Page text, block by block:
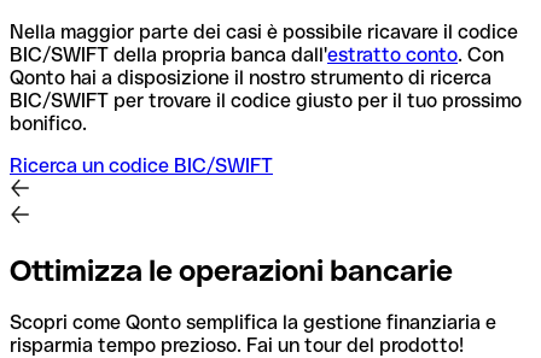
Nella maggior parte dei casi è possibile ricavare il codice
BIC/SWIFT della propria banca dall'estratto conto. Con
Qonto hai a disposizione il nostro strumento di ricerca
BIC/SWIFT per trovare il codice giusto per il tuo prossimo
bonifico.
Ricerca un codice BIC/SWIFT
Ottimizza le operazioni bancarie
Scopri come Qonto semplifica la gestione finanziaria e
risparmia tempo prezioso. Fai un tour del prodotto!